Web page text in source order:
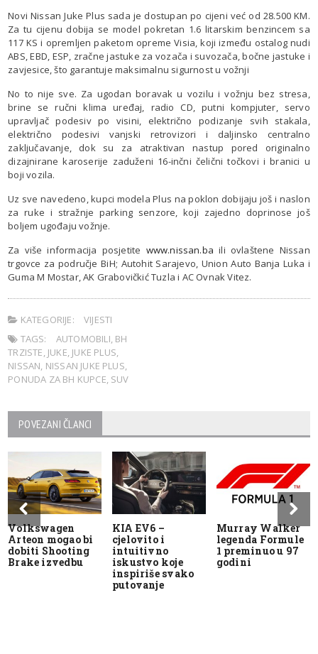
Novi Nissan Juke Plus sada je dostupan po cijeni već od 28.500 KM.
Za tu cijenu dobija se model pokretan 1.6 litarskim benzincem sa
117 KS i opremljen paketom opreme Visia, koji između ostalog nudi
ABS, EBD, ESP, zračne jastuke za vozača i suvozača, bočne jastuke i
zavjesice, što garantuje maksimalnu sigurnost u vožnji
No to nije sve. Za ugodan boravak u vozilu i vožnju bez stresa,
brine se ručni klima uređaj, radio CD, putni kompjuter, servo
upravljač podesiv po visini, električno podizanje svih stakala,
električno podesivi vanjski retrovizori i daljinsko centralno
zaključavanje, dok su za atraktivan nastup pored originalno
dizajnirane karoserije zaduženi 16-inčni čelični točkovi i branici u
boji vozila.
Uz sve navedeno, kupci modela Plus na poklon dobijaju još i naslon
za ruke i stražnje parking senzore, koji zajedno doprinose još
boljem ugođaju vožnje.
Za više informacija posjetite www.nissan.ba ili ovlaštene Nissan
trgovce za područje BiH; Autohit Sarajevo, Union Auto Banja Luka i
Guma M Mostar, AK Grabovičkić Tuzla i AC Ovnak Vitez.
KATEGORIJE:
VIJESTI
TAGS:
AUTOMOBILI, BH
TRZISTE, JUKE, JUKE PLUS,
NISSAN, NISSAN JUKE PLUS,
PONUDA ZA BH KUPCE, SUV
POVEZANI ČLANCI
Volkswagen
Arteon mogao bi
dobiti Shooting
Brake izvedbu
KIA EV6 –
cjelovito i
intuitivno
iskustvo koje
inspiriše svako
putovanje
Murray Walker
legenda Formule
1 preminuo u 97
godini